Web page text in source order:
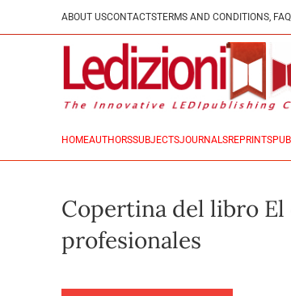
ABOUT USCONTACTSTERMS AND CONDITIONS,
HOMEAUTHORSSUBJECTSJOURNALSREPRINTS
Copertina del libro
profesionales